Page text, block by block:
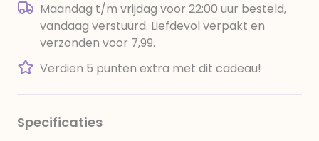
Maandag t/m vrijdag voor 22:00 uur besteld,
vandaag verstuurd. Liefdevol verpakt en
verzonden voor 7,99.
Verdien 5 punten extra met dit cadeau!
Specificaties